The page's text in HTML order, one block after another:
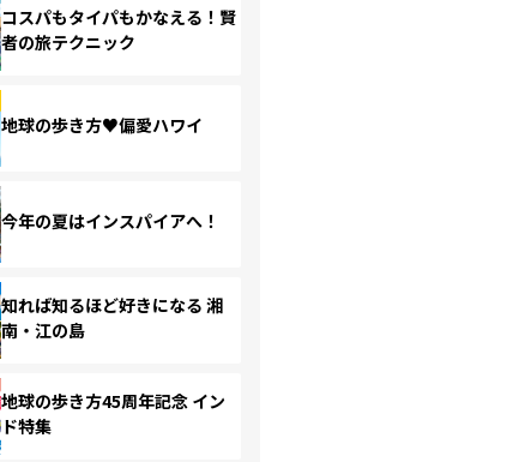
コスパもタイパもかなえる！賢
者の旅テクニック
地球の歩き方♥偏愛ハワイ
今年の夏はインスパイアへ！
知れば知るほど好きになる 湘
南・江の島
地球の歩き方45周年記念 イン
ド特集